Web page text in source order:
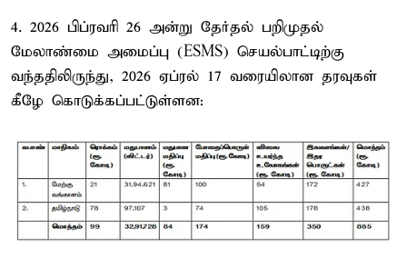
4. 2026 பிப்ரவரி 26 அன்று தேர்தல் பறிமுதல்
மேலாண்மை அமைப்பு (ESMS) செயல்பாட்டிற்கு
வந்ததிலிருந்து, 2026 ஏப்ரல் 17 வரையிலான தரவுகள்
கீழே கொடுக்கப்பட்டுள்ளன: